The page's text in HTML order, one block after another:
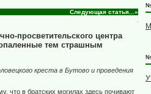
Следующая статья...»
просветительского центра
тем страшным
креста в Бутово и проведения
что в братских могилах здесь почивают
№
№